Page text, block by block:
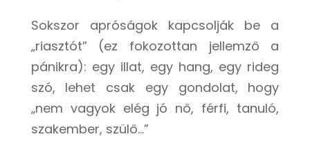
Sokszor apróságok kapcsolják be a
„riasztót” (ez fokozottan jellemző a
pánikra): egy illat, egy hang, egy rideg
szó, lehet csak egy gondolat, hogy
„nem vagyok elég jó nő, férfi, tanuló,
szakember, szülő…”